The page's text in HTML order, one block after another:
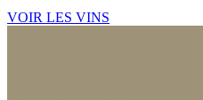
VOIR LES VINS